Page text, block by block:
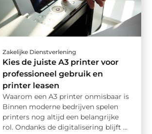
Zakelijke Dienstverlening
Kies de juiste A3 printer voor
professioneel gebruik en
printer leasen
Waarom een A3 printer onmisbaar is
Binnen moderne bedrijven spelen
printers nog altijd een belangrijke
rol. Ondanks de digitalisering blijft ...